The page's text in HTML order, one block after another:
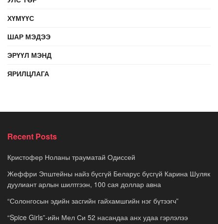
ХҮМҮҮС
ШАР МЭДЭЭ
ЭРҮҮЛ МЭНД
ЯРИЛЦЛАГА
Recent Posts
Кристофер Ноланы трауматай Одиссей
Жеффри Эпштейны найз бүсгүй Беларус бүсгүй Карина Шуляк
дуулиант арлын шилтгээн, 100 сая доллар авна
“Солонгосын эдийн засгийн гайхамшгийн нэг бүтээгч”
“Spice Girls”-ийн Мел Си 52 насандаа анх удаа гэрлэлээ